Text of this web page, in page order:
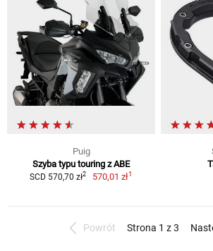
Puig
Szyba typu touring z ABE
SCD 570,70 zł2 570,01 zł1
Powrót Strona 1 z 3